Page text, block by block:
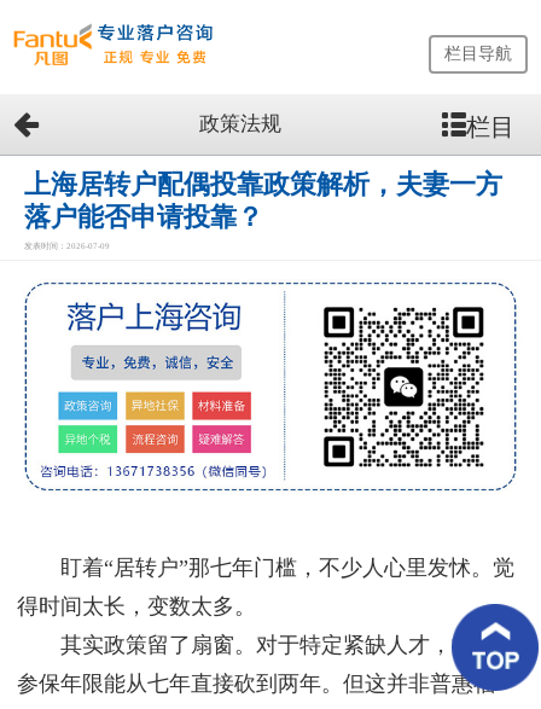
网
站
首
页
留
生
务
优
案
客
栏目导航
政策法规 栏目
上海居转户配偶投靠政策解析，夫妻一方
落户能否申请投靠？
发表时间：2026-07-09
盯着“居转户”那七年门槛，不少人心里发怵。觉
得时间太长，变数太多。
其实政策留了扇窗。对于特定紧缺人才，持证和
参保年限能从七年直接砍到两年。但这并非普惠福